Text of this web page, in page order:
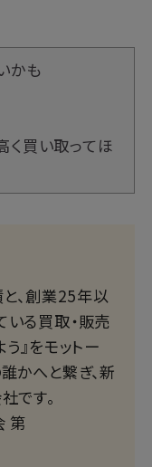
かも
く買い取ってほ
、創業25年以
る買取・販売
』をモットー
かへと繋ぎ、新
です。
第